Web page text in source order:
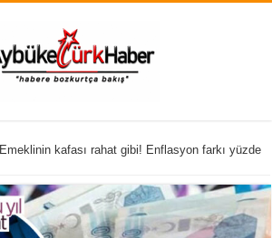
Emeklinin kafası rahat gibi! Enflasyon farkı yüzde